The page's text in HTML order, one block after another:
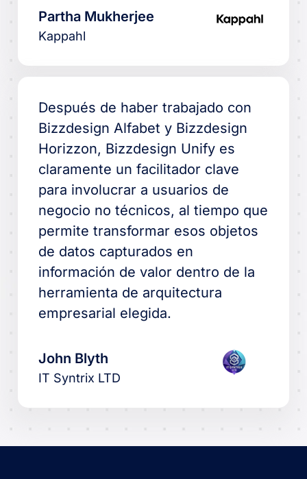
Partha Mukherjee
Kappahl
Después de haber trabajado con
Bizzdesign Alfabet y Bizzdesign
Horizzon, Bizzdesign Unify es
claramente un facilitador clave
para involucrar a usuarios de
negocio no técnicos, al tiempo que
permite transformar esos objetos
de datos capturados en
información de valor dentro de la
herramienta de arquitectura
empresarial elegida.
John Blyth
IT Syntrix LTD